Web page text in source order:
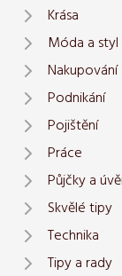
Krása
Móda a styl
Nakupování
Podnikání
Pojištění
Práce
Půjčky a
Skvělé tipy
Technika
Tipy a rady